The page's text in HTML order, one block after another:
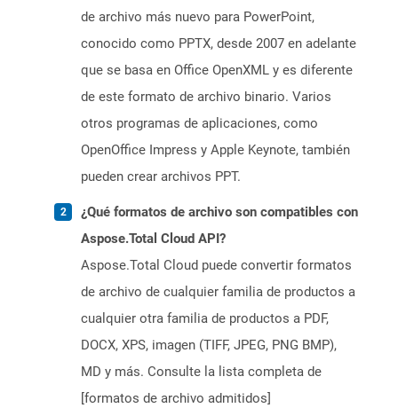
de archivo más nuevo para PowerPoint,
conocido como PPTX, desde 2007 en adelante
que se basa en Office OpenXML y es diferente
de este formato de archivo binario. Varios
otros programas de aplicaciones, como
OpenOffice Impress y Apple Keynote, también
pueden crear archivos PPT.
¿Qué formatos de archivo son compatibles con
Aspose.Total Cloud API?
Aspose.Total Cloud puede convertir formatos
de archivo de cualquier familia de productos a
cualquier otra familia de productos a PDF,
DOCX, XPS, imagen (TIFF, JPEG, PNG BMP),
MD y más. Consulte la lista completa de
[formatos de archivo admitidos]